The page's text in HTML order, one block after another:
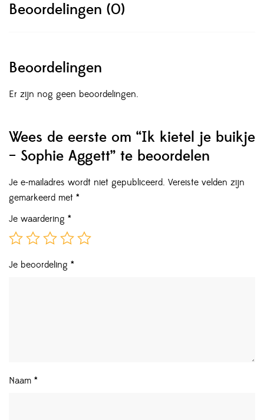
Beoordelingen (0)
Beoordelingen
Er zijn nog geen beoordelingen.
Wees de eerste om “Ik kietel je buikje
– Sophie Aggett” te beoordelen
Je e-mailadres wordt niet gepubliceerd. Vereiste velden zijn
gemarkeerd met *
Je waardering *
Je beoordeling *
Naam *